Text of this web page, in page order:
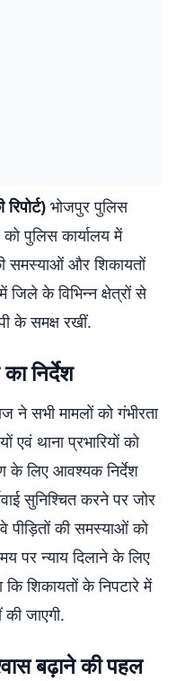
भोजपुर पुलिस
पुलिस कार्यालय में
समस्याओं और शिकायतों
के विभिन्न क्षेत्रों से
के समक्ष रखीं.
निर्देश
ने सभी मामलों को गंभीरता
एवं थाना प्रभारियों को
के लिए आवश्यक निर्देश
सुनिश्चित करने पर जोर
पीड़ितों की समस्याओं को
पर न्याय दिलाने के लिए
कि शिकायतों के निपटारे में
की जाएगी.
बढ़ाने की पहल